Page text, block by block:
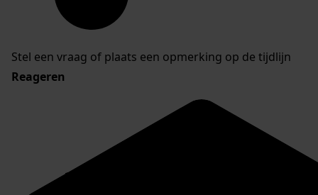
Stel een vraag of plaats een opmerking op de tijdlijn
Reageren